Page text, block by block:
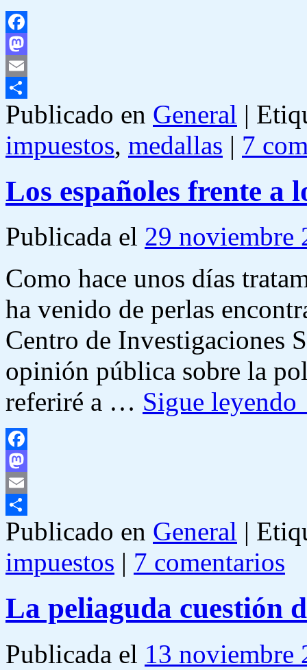
Facebook
Mastodon
Email
Compartir
Publicado en General |
impuestos, medallas | 7
Los españoles frente a
Publicada el 29 noviembre
Como hace unos días
ha venido de perlas
Centro de Investigaciones
opinión pública sobre la
referiré a … Sigue leyendo
Facebook
Mastodon
Email
Compartir
Publicado en General |
impuestos | 7 comentarios
La peliaguda cuestión
Publicada el 13 noviembre